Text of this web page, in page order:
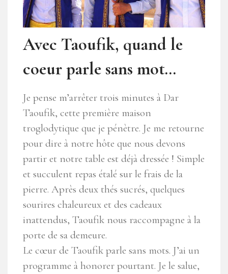
Avec Taoufik, quand le
coeur parle sans mot…
Je pense m’arrêter trois minutes à Dar
Taoufik, cette première maison
troglodytique que je pénètre. Je me retourne
pour dire à notre hôte que nous devons
partir et notre table est déjà dressée ! Simple
et succulent repas étalé sur le frais de la
pierre. Après deux thés sucrés, quelques
sourires chaleureux et des cadeaux
inattendus, Taoufik nous raccompagne à la
porte de sa demeure.
Le cœur de Taoufik parle sans mots. J’ai un
programme à honorer pourtant. Je le salue,